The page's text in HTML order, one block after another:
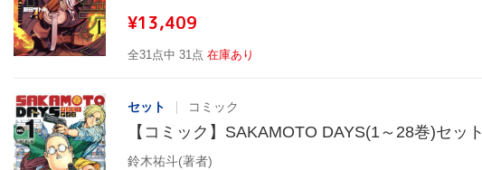
¥13,409
全31点中 31点 在庫あり
セット コミック
【コミック】SAKAMOTO DAYS(1～28巻)セット
鈴木祐斗(著者)